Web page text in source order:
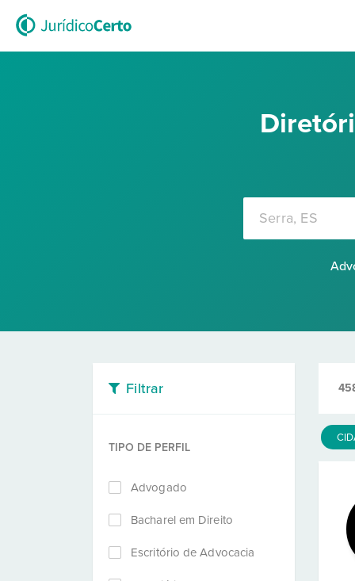
Filtrar
TIPO DE PERFIL
Advogado
Bacharel em Direito
Escritório de Advocacia